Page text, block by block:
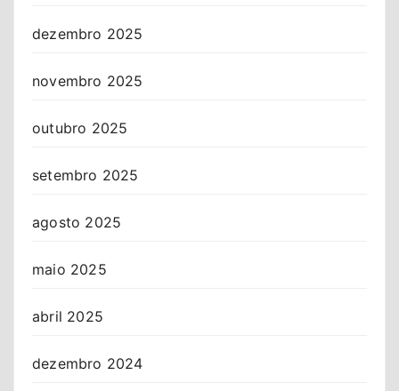
dezembro 2025
novembro 2025
outubro 2025
setembro 2025
agosto 2025
maio 2025
abril 2025
dezembro 2024